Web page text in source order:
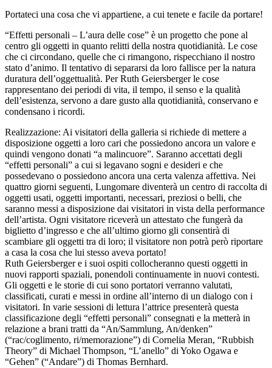
Portateci una cosa che vi appartiene, a cui tenete e facile da portare!
“Effetti personali – L’aura delle cose” è un progetto che pone al
centro gli oggetti in quanto relitti della nostra quotidianità. Le cose
che ci circondano, quelle che ci rimangono, rispecchiano il nostro
stato d’animo. Il tentativo di separarsi da loro fallisce per la natura
duratura dell’oggettualità. Per Ruth Geiersberger le cose
rappresentano dei periodi di vita, il tempo, il senso e la qualità
dell’esistenza, servono a dare gusto alla quotidianità, conservano e
condensano i ricordi.
Realizzazione: Ai visitatori della galleria si richiede di mettere a
disposizione oggetti a loro cari che possiedono ancora un valore e
quindi vengono donati “a malincuore”. Saranno accettati degli
“effetti personali” a cui si legavano sogni e desideri e che
possedevano o possiedono ancora una certa valenza affettiva. Nei
quattro giorni seguenti, Lungomare diventerà un centro di raccolta di
oggetti usati, oggetti importanti, necessari, preziosi o belli, che
saranno messi a disposizione dai visitatori in vista della performance
dell’artista. Ogni visitatore riceverà un attestato che fungerà da
biglietto d’ingresso e che all’ultimo giorno gli consentirà di
scambiare gli oggetti tra di loro; il visitatore non potrà però riportare
a casa la cosa che lui stesso aveva portato!
Ruth Geiersberger e i suoi ospiti collocheranno questi oggetti in
nuovi rapporti spaziali, ponendoli continuamente in nuovi contesti.
Gli oggetti e le storie di cui sono portatori verranno valutati,
classificati, curati e messi in ordine all’interno di un dialogo con i
visitatori. In varie sessioni di lettura l’attrice presenterà questa
classificazione degli “effetti personali” consegnati e la metterà in
relazione a brani tratti da “An/Sammlung, An/denken”
(“rac/coglimento, ri/memorazione”) di Cornelia Meran, “Rubbish
Theory” di Michael Thompson, “L’anello” di Yoko Ogawa e
“Gehen” (“Andare”) di Thomas Bernhard.